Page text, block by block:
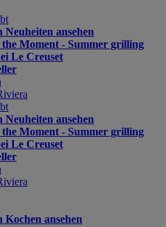
Neuheiten ansehen
Moment - Summer grilling
Le Creuset
Neuheiten ansehen
Moment - Summer grilling
Le Creuset
Kochen ansehen